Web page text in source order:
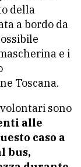
della
a bordo da
e i
Toscana.
sono
alle
caso a
bus,